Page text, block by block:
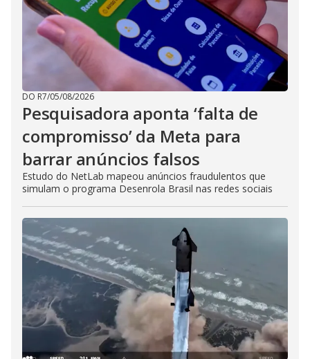
DO R7/05/08/2026
Pesquisadora aponta ‘falta de
compromisso’ da Meta para
barrar anúncios falsos
Estudo do NetLab mapeou anúncios fraudulentos que
simulam o programa Desenrola Brasil nas redes sociais